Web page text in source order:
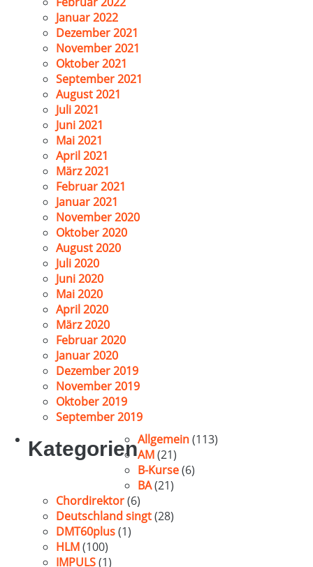
Januar 2022
Dezember 2021
November 2021
Oktober 2021
September 2021
August 2021
Juli 2021
Juni 2021
Mai 2021
April 2021
März 2021
Februar 2021
Januar 2021
November 2020
Oktober 2020
August 2020
Juli 2020
Juni 2020
Mai 2020
April 2020
März 2020
Februar 2020
Januar 2020
Dezember 2019
November 2019
Oktober 2019
September 2019
KategorienAllgemein(113)
AM(21)
B-Kurse(6)
BA(21)
Chordirektor(6)
Deutschland singt(28)
DMT60plus(1)
HLM(100)
IMPULS(1)